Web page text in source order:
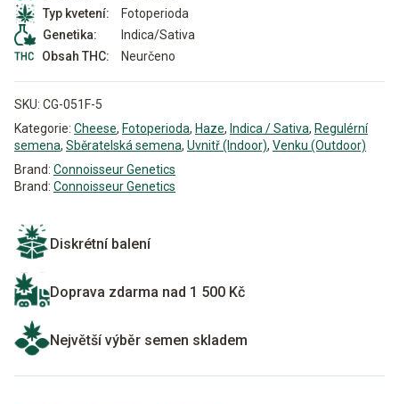
Typ kvetení:
Fotoperioda
Genetika:
Indica/Sativa
Obsah THC:
Neurčeno
SKU: CG-051F-5
Kategorie: Cheese, Fotoperioda, Haze, Indica / Sativa, Regulérní
semena, Sběratelská semena, Uvnitř (Indoor), Venku (Outdoor)
Brand: Connoisseur Genetics
Brand: Connoisseur Genetics
Diskrétní balení
Doprava zdarma nad 1 500 Kč
Největší výběr semen skladem